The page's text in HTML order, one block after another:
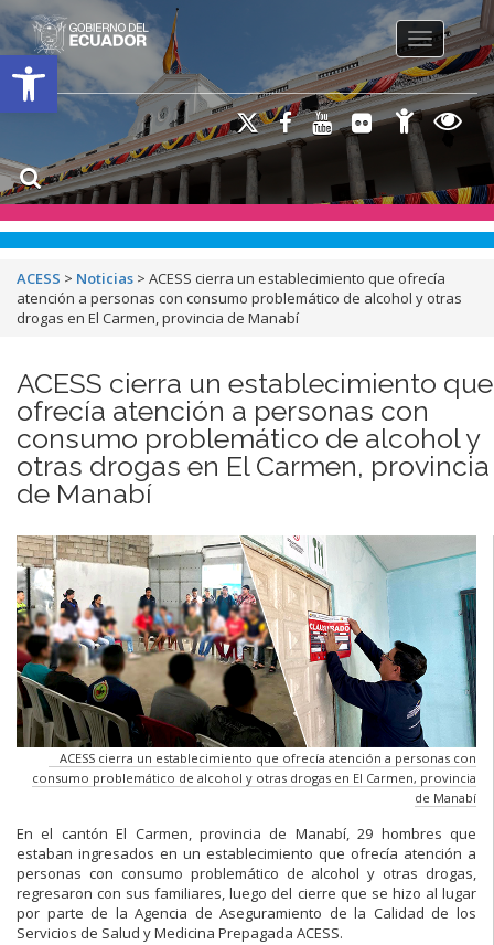
Open toolbar
Toggle
ACESS > Noticias > ACESS cierra un establecimiento que ofrecía
atención a personas con consumo problemático de alcohol y otras
drogas en El Carmen, provincia de Manabí
ACESS cierra un establecimiento que
ofrecía atención a personas con
consumo problemático de alcohol y
otras drogas en El Carmen, provincia
de Manabí
ACESS cierra un establecimiento que ofrecía atención a personas con
consumo problemático de alcohol y otras drogas en El Carmen, provincia
de Manabí
En el cantón El Carmen, provincia de Manabí, 29 hombres que
estaban ingresados en un establecimiento que ofrecía atención a
personas con consumo problemático de alcohol y otras drogas,
regresaron con sus familiares, luego del cierre que se hizo al lugar
por parte de la Agencia de Aseguramiento de la Calidad de los
Servicios de Salud y Medicina Prepagada ACESS.